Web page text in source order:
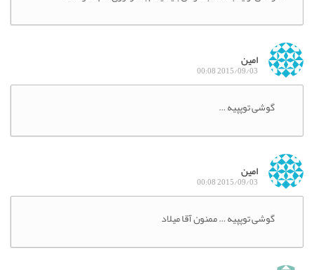
امین
2015/09/03 00:08
گوشی توپپیه …
امین
2015/09/03 00:08
گوشی توپپیه … ممنون آقا میلاد